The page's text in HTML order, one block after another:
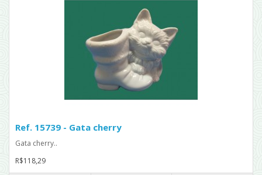
Ref. 15739 - Gata cherry
Gata cherry..
R$118,29